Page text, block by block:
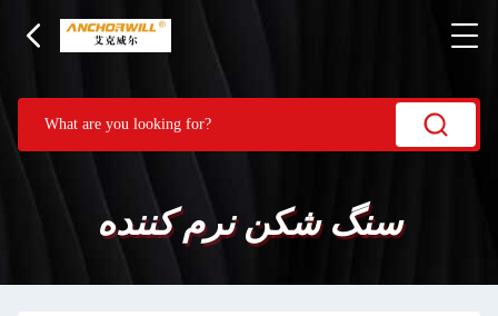
سنگ شکن نرم کننده